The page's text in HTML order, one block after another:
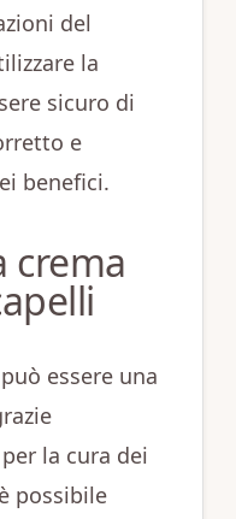
del
la
sicuro di
e
benefici.
crema
essere una
la cura dei
possibile